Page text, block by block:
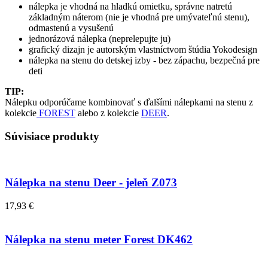
nálepka je vhodná na hladkú omietku, správne natretú
základným náterom (nie je vhodná pre umývateľnú stenu),
odmastenú a vysušenú
jednorázová nálepka (neprelepujte ju)
grafický dizajn je autorským vlastníctvom štúdia Yokodesign
nálepka na stenu do detskej izby - bez zápachu, bezpečná pre
deti
TIP:
Nálepku odporúčame kombinovať s ďalšími nálepkami na stenu z
kolekcie FOREST alebo z kolekcie DEER.
Súvisiace produkty
Nálepka na stenu Deer - jeleň Z073
17,93 €
Nálepka na stenu meter Forest DK462